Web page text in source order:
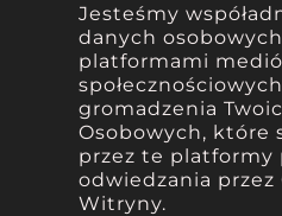
Jesteśmy
danych
platformami
gromadzenia
Osobowych, które
przez te platformy
odwiedzania przez
Witryny.